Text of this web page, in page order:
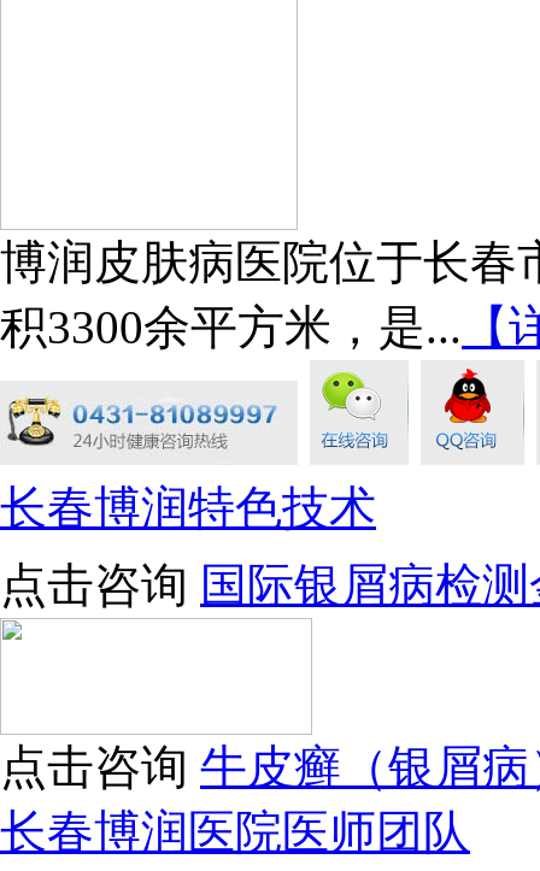
博润皮肤病医院位于长春
积3300余平方米，是... 【
长春博润特色技术
点击咨询 国际银屑病检
点击咨询 牛皮癣（银屑
长春博润医院医师团队